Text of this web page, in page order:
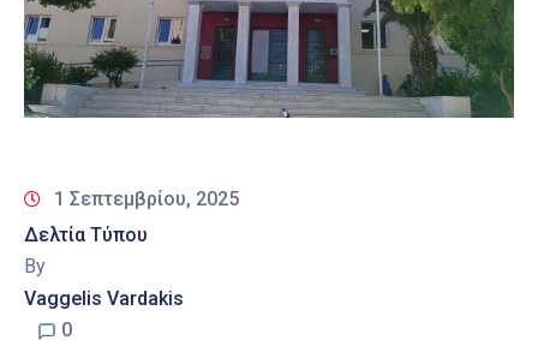
Ψηφιακές
Υπηρεσίες
Επικοινωνία
1 Σεπτεμβρίου, 2025
Δελτία Τύπου
By
Vaggelis Vardakis
0